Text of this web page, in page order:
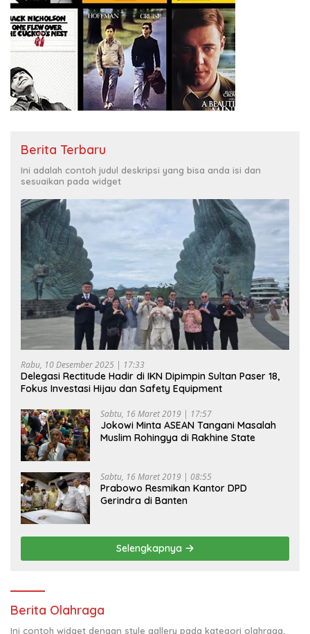
Berita Terbaru
Ini adalah contoh judul deskripsi yang bisa anda isi dan
sesuaikan pada widget
Rabu, 10 Desember 2025 | 17:33
Delegasi Rectitude Hadir di IKN Dipimpin Sultan Paser 18,
Fokus Investasi Hijau dan Safety Equipment
Sabtu, 16 Maret 2019 | 17:57
Jokowi Minta ASEAN Tangani Masalah
Muslim Rohingya di Rakhine State
Sabtu, 16 Maret 2019 | 08:55
Prabowo Resmikan Kantor DPD
Gerindra di Banten
Selengkapnya
Berita Olahraga
Ini contoh widget dengan style gallery pada kategori olahraga,